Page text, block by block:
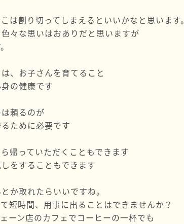
は割り切ってしまえるといいかなと思います。
々な思いはおありだと思いますが
、お子さんを育てること
の健康です
頼るのが
ために必要です
帰っていただくこともできます
をすることもできます
か取れたらいいですね。
短時間、用事に出ることはできませんか？
ーン店のカフェでコーヒーの一杯でも